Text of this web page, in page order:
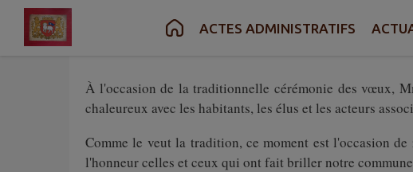
Contenu Recherche Pied de page
ACTES ADMINISTRATIFS
À l'occasion de la traditionnelle cérémonie des vœux,
chaleureux avec les habitants, les élus et les acteurs
Comme le veut la tradition, ce moment est l'occasion
l'honneur celles et ceux qui ont fait briller notre